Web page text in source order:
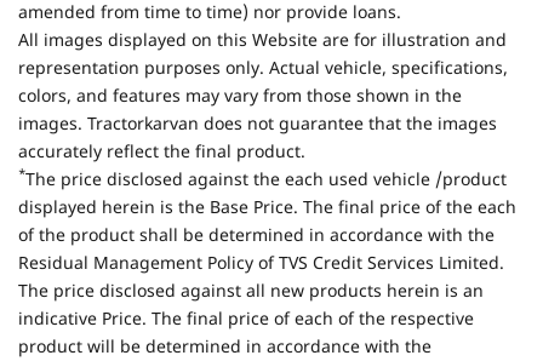
amended from time to time) nor provide loans.
All images displayed on this Website are for illustration and
representation purposes only. Actual vehicle, specifications,
colors, and features may vary from those shown in the
images. Tractorkarvan does not guarantee that the images
accurately reflect the final product.
*The price disclosed against the each used vehicle /product
displayed herein is the Base Price. The final price of the each
of the product shall be determined in accordance with the
Residual Management Policy of TVS Credit Services Limited.
The price disclosed against all new products herein is an
indicative Price. The final price of each of the respective
product will be determined in accordance with the